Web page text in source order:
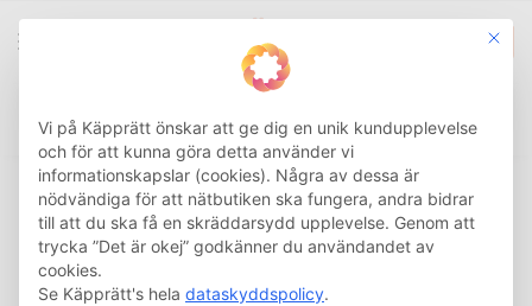
0
Nackkrage och nackstöd
Nackkrage och nackstöd
är effektiva hjälpmedel vid
nacksmärta och besvär.
This
Vi på Käpprätt önskar att ge dig en unik kundupplevelse
och för att kunna göra detta använder vi
informationskapslar (cookies). Några av dessa är
nödvändiga för att nätbutiken ska fungera, andra bidrar
till att du ska få en skräddarsydd upplevelse. Genom att
trycka ”Det är okej” godkänner du användandet av
cookies.
Se Käpprätt's hela dataskyddspolicy.